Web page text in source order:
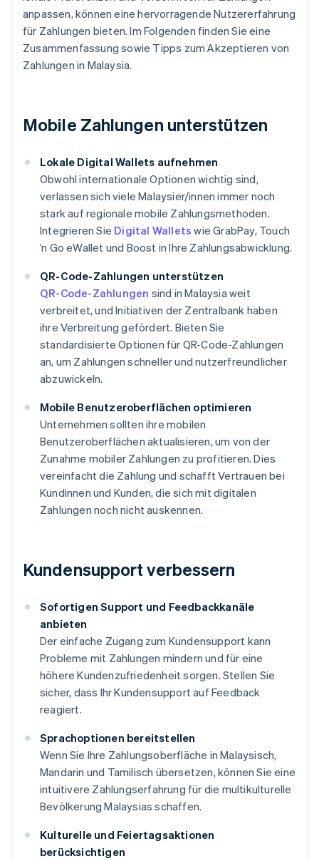
anpassen, können eine hervorragende Nutzererfahrung
für Zahlungen bieten. Im Folgenden finden Sie eine
Zusammenfassung sowie Tipps zum Akzeptieren von
Zahlungen in Malaysia.
Mobile Zahlungen unterstützen
Lokale Digital Wallets aufnehmen
Obwohl internationale Optionen wichtig sind,
verlassen sich viele Malaysier/innen immer noch
stark auf regionale mobile Zahlungsmethoden.
Integrieren Sie Digital Wallets wie GrabPay, Touch
’n Go eWallet und Boost in Ihre Zahlungsabwicklung.
QR-Code-Zahlungen unterstützen
QR-Code-Zahlungen sind in Malaysia weit
verbreitet, und Initiativen der Zentralbank haben
ihre Verbreitung gefördert. Bieten Sie
standardisierte Optionen für QR-Code-Zahlungen
an, um Zahlungen schneller und nutzerfreundlicher
abzuwickeln.
Mobile Benutzeroberflächen optimieren
Unternehmen sollten ihre mobilen
Benutzeroberflächen aktualisieren, um von der
Zunahme mobiler Zahlungen zu profitieren. Dies
vereinfacht die Zahlung und schafft Vertrauen bei
Kundinnen und Kunden, die sich mit digitalen
Zahlungen noch nicht auskennen.
Kundensupport verbessern
Sofortigen Support und Feedbackkanäle
anbieten
Der einfache Zugang zum Kundensupport kann
Probleme mit Zahlungen mindern und für eine
höhere Kundenzufriedenheit sorgen. Stellen Sie
sicher, dass Ihr Kundensupport auf Feedback
reagiert.
Sprachoptionen bereitstellen
Wenn Sie Ihre Zahlungsoberfläche in Malaysisch,
Mandarin und Tamilisch übersetzen, können Sie eine
intuitivere Zahlungserfahrung für die multikulturelle
Bevölkerung Malaysias schaffen.
Kulturelle und Feiertagsaktionen
berücksichtigen